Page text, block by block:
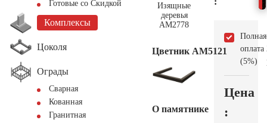
Готовые со Скидкой
Комплексы
Цоколя
Ограды
Сварная
Кованная
Гранитная
Цветник АМ5121
О памятнике
Полная
оплата
(5%)
Цена
: